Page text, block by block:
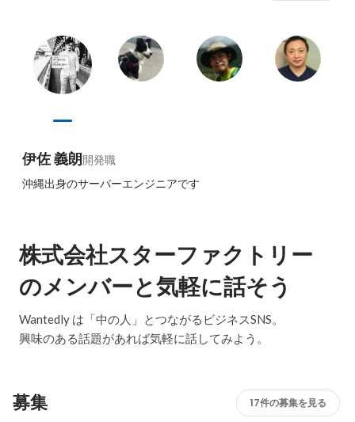
伊佐 義朗開発職
沖縄出身のサーバーエンジニアです
株式会社スターファクトリー
のメンバーと気軽に話そう
Wantedly は「中の人」とつながるビジネスSNS。
興味のある話題があれば気軽に話してみよう。
募集 17件の募集を見る